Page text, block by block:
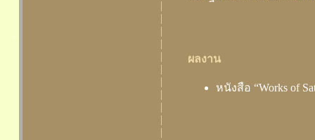
|
|
|
|
|
|
|
|
|
|
|
ผลงาน
หนังสือ “Works of